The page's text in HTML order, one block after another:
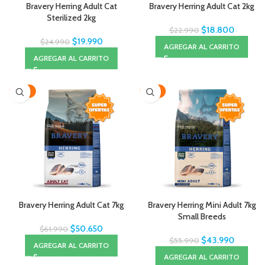
Bravery Herring Adult Cat
Sterilized 2kg
$24.990 $19.990
AGREGAR AL CARRITO
Bravery Herring Adult Cat 2kg
$22.990 $18.800
AGREGAR AL CARRITO
-18%
Bravery Herring Adult Cat 7kg
$61.990 $50.650
AGREGAR AL CARRITO
-21%
Bravery Herring Mini Adult 7kg
Small Breeds
$55.990 $43.990
AGREGAR AL CARRITO